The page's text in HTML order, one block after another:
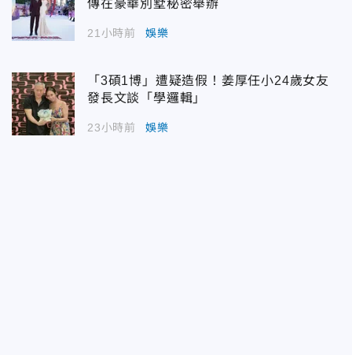
傳在豪華別墅秘密舉辦
21小時前 娛樂
「3碩1博」遭疑造假！姜厚任小24歲女友
發長文談「學邏輯」
23小時前 娛樂